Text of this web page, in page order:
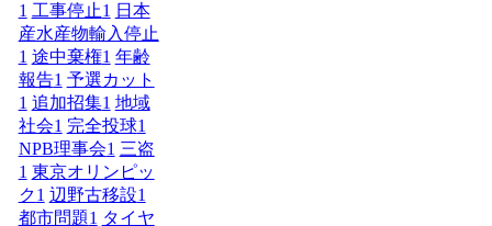
1 工事停止1 日本
産水産物輸入停止
1 途中棄権1 年齢
報告1 予選カット
1 追加招集1 地域
社会1 完全投球1
NPB理事会1 三盗
1 東京オリンピッ
ク1 辺野古移設1
都市問題1 タイヤ